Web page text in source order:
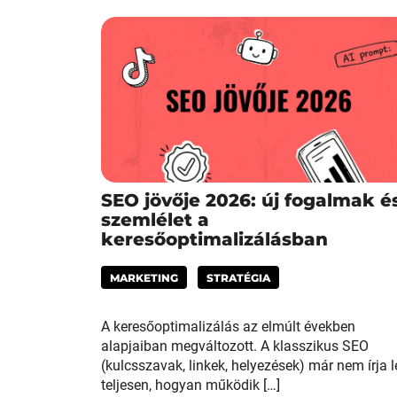
SEO jövője 2026: új fogalmak
szemlélet a
keresőoptimalizálásban
MARKETING STRATÉGIA
A keresőoptimalizálás az elmúlt években
alapjaiban megváltozott. A klasszikus SEO
(kulcsszavak, linkek, helyezések) már nem írja
teljesen, hogyan működik […]